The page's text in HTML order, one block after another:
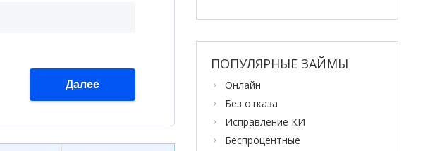
ПОПУЛЯРНЫЕ ЗАЙМЫ
Онлайн
Без отказа
Исправление КИ
Беспроцентные